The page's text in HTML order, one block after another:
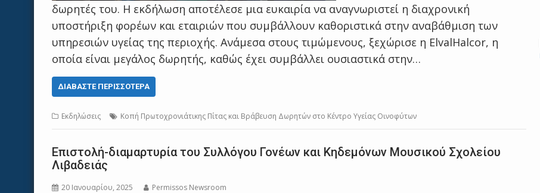
δωρητές του. Η εκδήλωση αποτέλεσε μια ευκαιρία να αναγνωριστεί η διαχρονική
υποστήριξη φορέων και εταιριών που συμβάλλουν καθοριστικά στην αναβάθμιση των
υπηρεσιών υγείας της περιοχής. Ανάμεσα στους τιμώμενους, ξεχώρισε η ElvalHalcor, η
οποία είναι μεγάλος δωρητής, καθώς έχει συμβάλλει ουσιαστικά στην…
ΔΙΑΒΆΣΤΕ ΠΕΡΙΣΣΌΤΕΡΑ
Εκδηλώσεις Κοπή Πρωτοχρονιάτικης Πίτας και Βράβευση Δωρητών στο Κέντρο Υγείας Οινοφύτων
Επιστολή-διαμαρτυρία του Συλλόγου Γονέων και Κηδεμόνων Μουσικού Σχολείου
Λιβαδειάς
20 Ιανουαρίου, 2025 Permissos Newsroom